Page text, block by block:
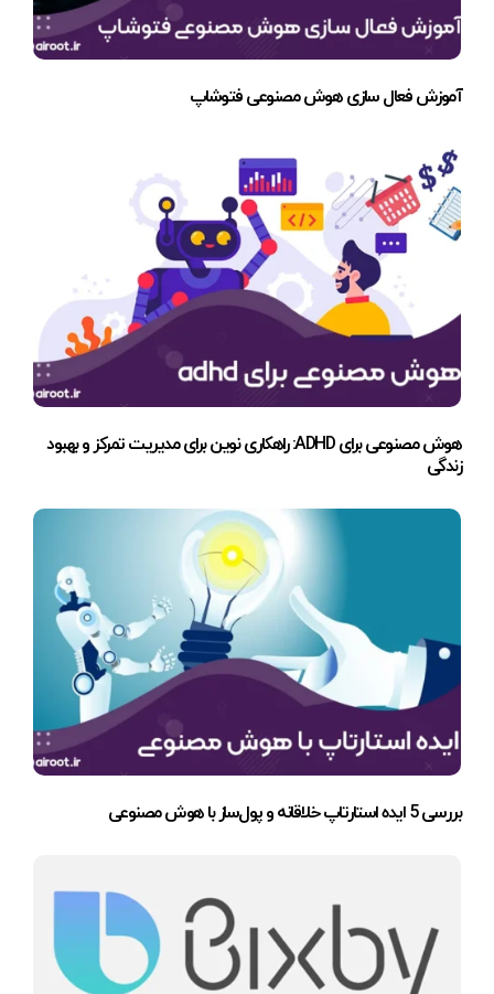
آموزش فعال سازی هوش مصنوعی فتوشاپ
هوش مصنوعی برای ADHD: راهکاری نوین برای مدیریت تمرکز و بهبود
زندگی
بررسی 5 ایده استارتاپ خلاقانه و پول‌ساز با هوش مصنوعی